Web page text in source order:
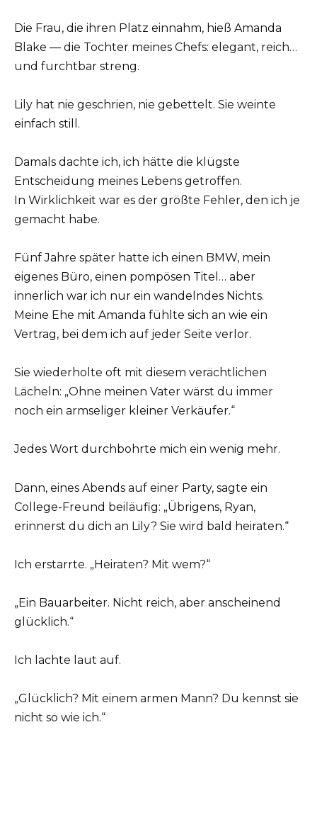
Die Frau, die ihren Platz einnahm, hieß Amanda
Blake — die Tochter meines Chefs: elegant, reich…
und furchtbar streng.
Lily hat nie geschrien, nie gebettelt. Sie weinte
einfach still.
Damals dachte ich, ich hätte die klügste
Entscheidung meines Lebens getroffen.
In Wirklichkeit war es der größte Fehler, den ich je
gemacht habe.
Fünf Jahre später hatte ich einen BMW, mein
eigenes Büro, einen pompösen Titel… aber
innerlich war ich nur ein wandelndes Nichts.
Meine Ehe mit Amanda fühlte sich an wie ein
Vertrag, bei dem ich auf jeder Seite verlor.
Sie wiederholte oft mit diesem verächtlichen
Lächeln: „Ohne meinen Vater wärst du immer
noch ein armseliger kleiner Verkäufer.“
Jedes Wort durchbohrte mich ein wenig mehr.
Dann, eines Abends auf einer Party, sagte ein
College-Freund beiläufig: „Übrigens, Ryan,
erinnerst du dich an Lily? Sie wird bald heiraten.“
Ich erstarrte. „Heiraten? Mit wem?“
„Ein Bauarbeiter. Nicht reich, aber anscheinend
glücklich.“
Ich lachte laut auf.
„Glücklich? Mit einem armen Mann? Du kennst sie
nicht so wie ich.“